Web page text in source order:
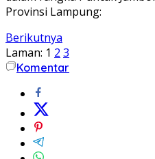
Provinsi Lampung:
Berikutnya
Laman: 1 2 3
Komentar